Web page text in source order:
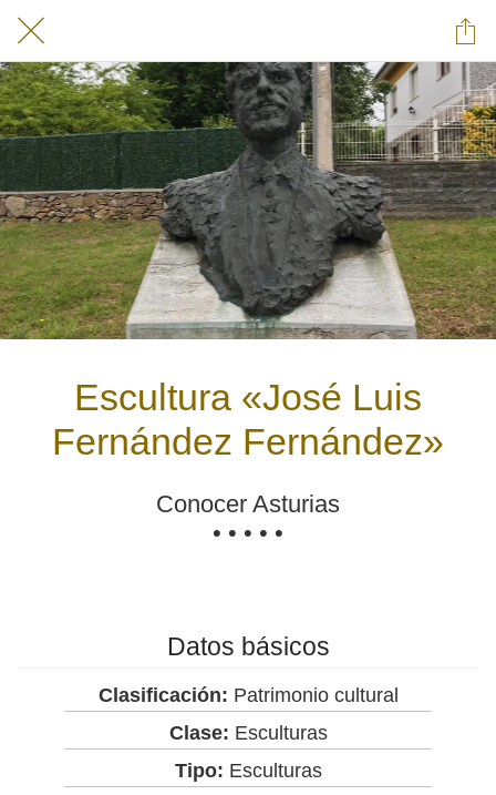
Escultura «José Luis
Fernández Fernández»
Conocer Asturias
• • • • •
Datos básicos
Clasificación: Patrimonio cultural
Clase: Esculturas
Tipo: Esculturas